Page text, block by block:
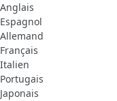
Anglais
Espagnol
Allemand
Français
Italien
Portugais
Japonais